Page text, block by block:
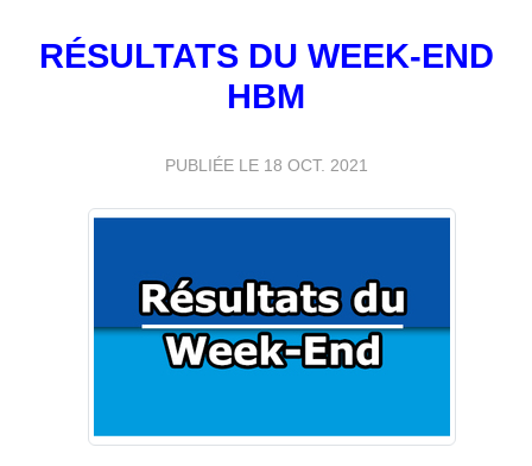
RÉSULTATS DU WEEK-END
HBM
PUBLIÉE LE 18 OCT. 2021